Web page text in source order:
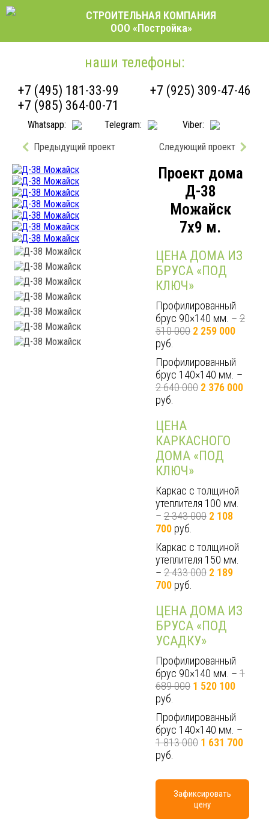
СТРОИТЕЛЬНАЯ КОМПАНИЯ
ООО «Постройка»
наши телефоны:
+7 (495) 181-33-99
+7 (925) 309-47-46
+7 (985) 364-00-71
Whatsapp: Telegram:
Viber:
Предыдущий проект
Следующий проект
Проект дома
Д-38
Можайск
7x9 м.
ЦЕНА ДОМА ИЗ
БРУСА «ПОД
КЛЮЧ»
Профилированный
брус 90×140 мм. –2
510 000 2 259 000
руб.
Профилированный
брус 140×140 мм. –
2 640 000 2 376 000
руб.
ЦЕНА
КАРКАСНОГО
ДОМА «ПОД
КЛЮЧ»
Каркас с толщиной
утеплителя 100 мм.
–2 343 000 2 108
700руб.
Каркас с толщиной
утеплителя 150 мм.
–2 433 000 2 189
700руб.
ЦЕНА ДОМА ИЗ
БРУСА «ПОД
УСАДКУ»
Профилированный
брус 90×140 мм. –1
689 000 1 520 100
руб.
Профилированный
брус 140×140 мм. –
1 813 000 1 631 700
руб.
Зафиксировать
цену